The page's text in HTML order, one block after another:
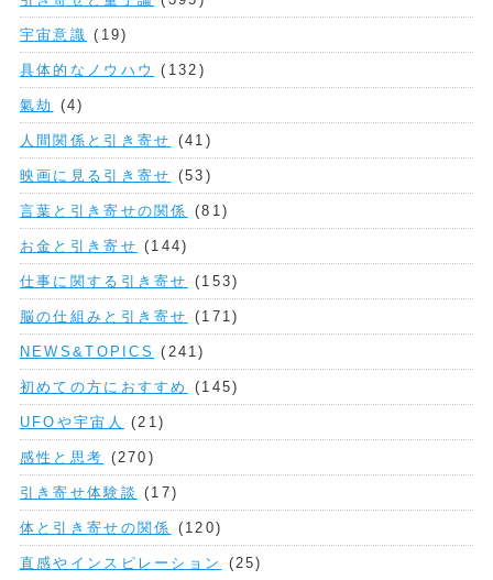
宇宙意識 (19)
具体的なノウハウ (132)
氣劫 (4)
人間関係と引き寄せ (41)
映画に見る引き寄せ (53)
言葉と引き寄せの関係 (81)
お金と引き寄せ (144)
仕事に関する引き寄せ (153)
脳の仕組みと引き寄せ (171)
NEWS&TOPICS (241)
初めての方におすすめ (145)
UFOや宇宙人 (21)
感性と思考 (270)
引き寄せ体験談 (17)
体と引き寄せの関係 (120)
直感やインスピレーション (25)